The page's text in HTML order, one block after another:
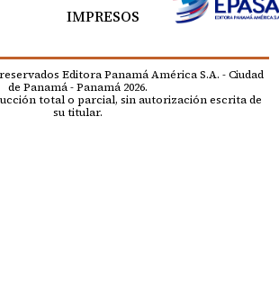
IMPRESOS
Editora Panamá América S.A. - Ciudad
de Panamá - Panamá 2026.
total o parcial, sin autorización escrita de
su titular.